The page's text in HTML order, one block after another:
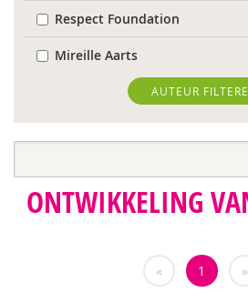
Respect Foundation
Mireille Aarts
Marijke Adema
Ilse Aerden
Teatske Altenburg
Nishaan Ardjosemito
AUTEUR
ONTWIKKELING
« 1 »